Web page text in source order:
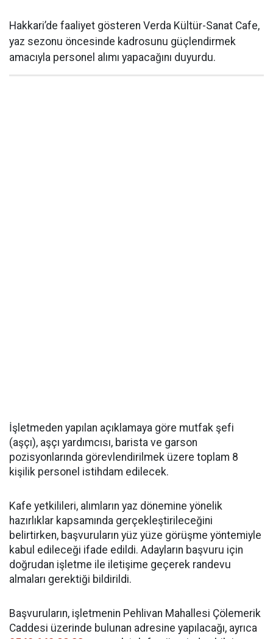
Hakkari’de faaliyet gösteren Verda Kültür-Sanat Cafe,
yaz sezonu öncesinde kadrosunu güçlendirmek
amacıyla personel alımı yapacağını duyurdu.
İşletmeden yapılan açıklamaya göre mutfak şefi
(aşçı), aşçı yardımcısı, barista ve garson
pozisyonlarında görevlendirilmek üzere toplam 8
kişilik personel istihdam edilecek.
Kafe yetkilileri, alımların yaz dönemine yönelik
hazırlıklar kapsamında gerçekleştirileceğini
belirtirken, başvuruların yüz yüze görüşme yöntemiyle
kabul edileceği ifade edildi. Adayların başvuru için
doğrudan işletme ile iletişime geçerek randevu
almaları gerektiği bildirildi.
Başvuruların, işletmenin Pehlivan Mahallesi Çölemerik
Caddesi üzerinde bulunan adresine yapılacağı, ayrıca